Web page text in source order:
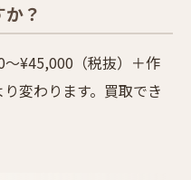
？
¥45,000（税抜）＋作
変わります。買取でき